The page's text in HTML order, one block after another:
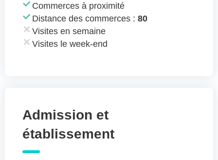
Commerces à proximité
Distance des commerces : 80
Visites en semaine
Visites le week-end
Admission et
établissement